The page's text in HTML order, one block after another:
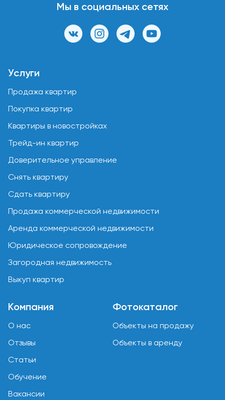
Мы в социальных сетях
Услуги
Продажа квартир
Покупка квартир
Квартиры в новостройках
Трейд-ин квартир
Доверительное управление
Снять квартиру
Сдать квартиру
Продажа коммерческой недвижимости
Аренда коммерческой недвижимости
Юридическое сопровождение
Загородная недвижимость
Выкуп квартир
Компания
О нас
Отзывы
Статьи
Обучение
Вакансии
Фотокаталог
Объекты на продажу
Объекты в аренду